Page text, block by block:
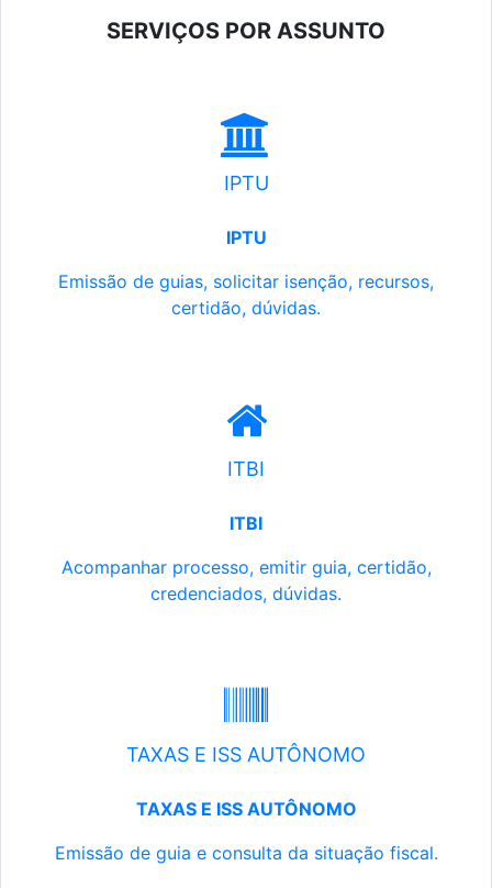
SERVIÇOS POR ASSUNTO
IPTU
IPTU
Emissão de guias, solicitar isenção, recursos,
certidão, dúvidas.
ITBI
ITBI
Acompanhar processo, emitir guia, certidão,
credenciados, dúvidas.
TAXAS E ISS AUTÔNOMO
TAXAS E ISS AUTÔNOMO
Emissão de guia e consulta da situação fiscal.